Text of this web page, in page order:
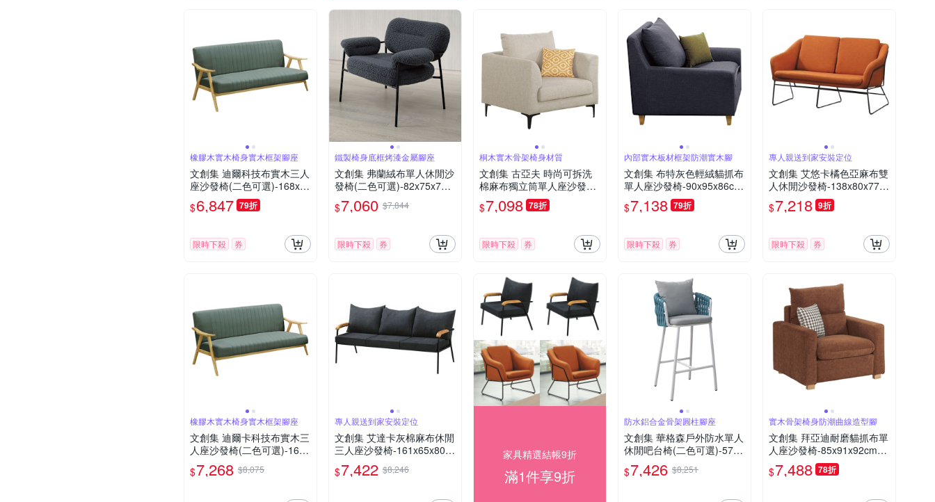
橡膠木實木椅身實木框架腳座
文創集 迪爾科技布實木三人
座沙發椅(二色可選)-168x73
x87cm免組
$6,847 79折
限時下殺 券
鐵製椅身底框烤漆金屬腳座
文創集 弗蘭絨布單人休閒沙
發椅(二色可選)-82x75x75c
m免組
$7,060 $7,844
限時下殺 券
桐木實木骨架椅身材質
文創集 古亞夫 時尚可拆洗
棉麻布獨立筒單人座沙發椅-
89x85x87cm免組
$7,098 78折
限時下殺 券
內部實木板材框架防潮實木腳
文創集 布特灰色輕絨貓抓布
單人座沙發椅-90x95x86cm
免組
$7,138 79折
限時下殺 券
專人親送到家安裝定位
文創集 艾悠卡橘色亞麻布雙
人休閒沙發椅-138x80x77-c
m免組
$7,218 9折
限時下殺 券
橡膠木實木椅身實木框架腳座
文創集 迪爾卡科技布實木三
人座沙發椅(二色可選)-168x
73x87cm免組
$7,268 $8,075
專人親送到家安裝定位
文創集 艾達卡灰棉麻布休閒
三人座沙發椅-161x65x80-c
m免組
$7,422 $8,246
家具精選結帳9折
滿1件享9折
防水鋁合金骨架圓柱腳座
文創集 華格森戶外防水單人
休閒吧台椅(二色可選)-57x6
0x108cm免組
$7,426 $8,251
實木骨架椅身防潮曲線造型腳
文創集 拜亞迪耐磨貓抓布單
人座沙發椅-85x91x92cm免
組
$7,488 78折